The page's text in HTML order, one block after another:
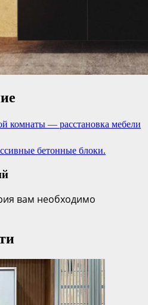
комнаты — расстановка мебели
бетонные блоки.
вам необходимо